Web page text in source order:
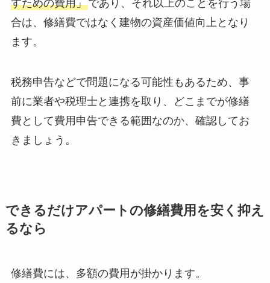
すための費用」であり、それ以上のことを行う場
合は、修繕費ではなく建物の資産価値向上となり
ます。
税務申告などで問題になる可能性もあるため、事
前に業者や税理士と連携を取り、どこまでが修繕
費として費用申告できる範囲なのか、確認してお
きましょう。
できるだけアパートの修繕費用を安く抑え
るなら
修繕費には、多額の費用が掛かります。